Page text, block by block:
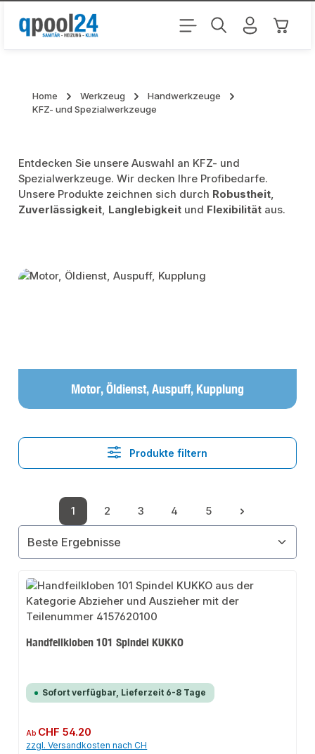
Zum Hauptinhalt springen
Home Werkzeug
Handwerkzeuge
KFZ- und Spezialwerkzeuge
Entdecken Sie unsere Auswahl an KFZ- und
Spezialwerkzeuge. Wir decken Ihre Profibedarfe.
Unsere Produkte zeichnen sich durch Robustheit,
Zuverlässigkeit, Langlebigkeit und Flexibilität aus.
Kategoriegalerie überspringen
Motor, Öldienst, Auspuff, Kupplung
Produkte filtern
Seite
1
Seite
2
Seite
3
Seite
4
Seite
5
Handfeilkloben 101 Spindel KUKKO
Sofort verfügbar, Lieferzeit 6-8 Tage
Regulärer Preis:
Ab CHF 54.20
zzgl. Versandkosten nach CH